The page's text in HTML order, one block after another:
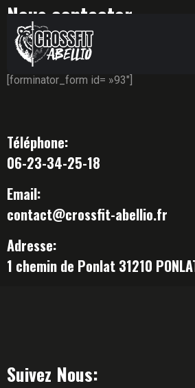
Nous contacter
Besoin d’aide? N’hésitez pas à
[forminator_form id= »93″]
Téléphone:
06-23-34-25-18
Email:
contact@crossfit-abellio.fr
Adresse:
1 chemin de Ponlat 31210
Suivez Nous: